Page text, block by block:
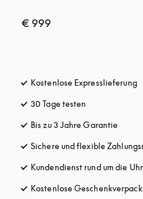
€ 999
Kostenlose Expresslieferung
30 Tage testen
Bis zu 3 Jahre Garantie
Sichere und flexible
Kundendienst rund um die Uhr
Kostenlose